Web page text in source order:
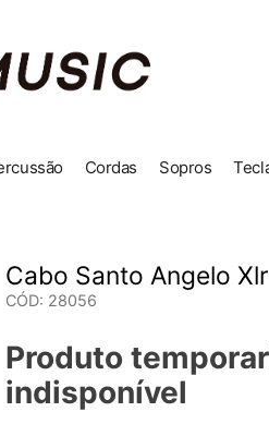
Cordas Sopros
Cabo Santo Angelo
CÓD: 28056
Produto
indisponível